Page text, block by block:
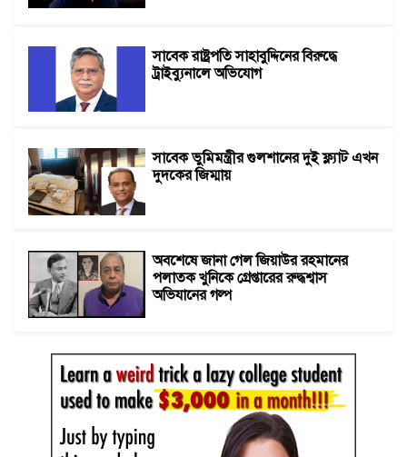
সাবেক রাষ্ট্রপতি সাহাবুদ্দিনের বিরুদ্ধে
ট্রাইব্যুনালে অভিযোগ
সাবেক ভুমিমন্ত্রীর গুলশানের দুই ফ্ল্যাট এখন
দুদকের জিম্মায়
অবশেষে জানা গেল জিয়াউর রহমানের
পলাতক খুনিকে গ্রেপ্তারের রুদ্ধশ্বাস
অভিযানের গল্প